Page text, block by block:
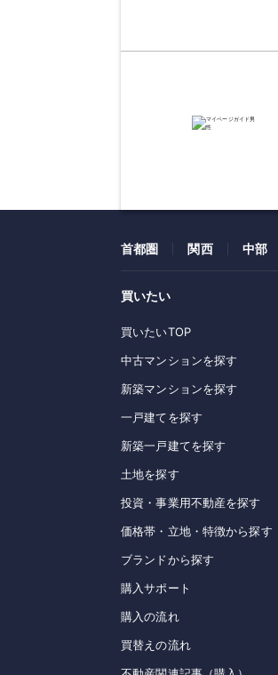
首都圏 関西 中部
買いたい
買いたいTOP
中古マンションを探す
新築マンションを探す
一戸建てを探す
新築一戸建てを探す
土地を探す
投資・事業用不動産を探す
価格帯・立地・特徴から探す
ブランドから探す
購入サポート
購入の流れ
買替えの流れ